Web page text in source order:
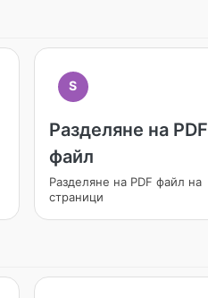
S
Разделяне на PDF
файл
Разделяне на PDF файл на
страници